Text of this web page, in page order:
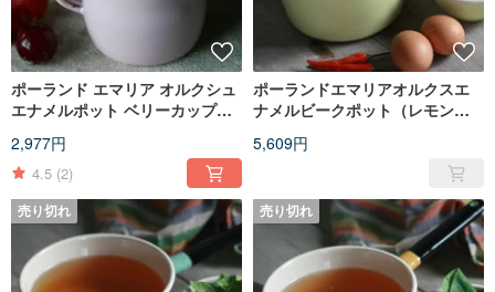
ポーランド エマリア オルクシュ
エナメルポット ベリーカップ
(FDN000477)
2,977円
4.5 (2)
ポーランドエマリアオルクスエ
ナメルビークポット（レモンイ
5,609円
売り切れ 売り切れ